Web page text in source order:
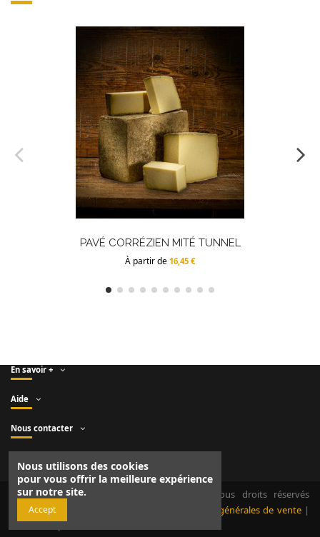
PAVÉ CORRÉZIEN MITÉ TUNNEL
À partir de 16,45 €
En savoir +
Aide
Nous contacter
Copyright © Fromagerie DUROUX - 2021. Tous droits réservés
Mentions légales et obligatoires Conditions générales de vente|
Site réalisé par
Nous utilisons des cookies
pour vous offrir la meilleure expérience
sur notre site.
Accept